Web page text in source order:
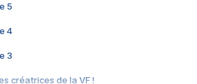
5
4
3
créatrices de la VF !